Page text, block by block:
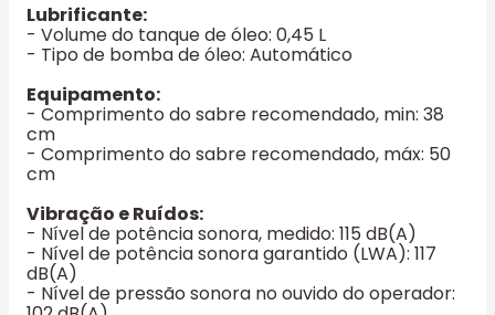
Lubrificante:
- Volume do tanque de óleo: 0,45 L
- Tipo de bomba de óleo: Automático
Equipamento:
- Comprimento do sabre recomendado, min: 38
cm
- Comprimento do sabre recomendado, máx: 50
cm
Vibração e Ruídos:
- Nível de potência sonora, medido: 115 dB(A)
- Nível de potência sonora garantido (LWA): 117
dB(A)
- Nível de pressão sonora no ouvido do operador: